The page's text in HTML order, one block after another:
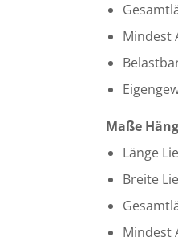
Mindest
Maße
Länge
Breite
Mindest